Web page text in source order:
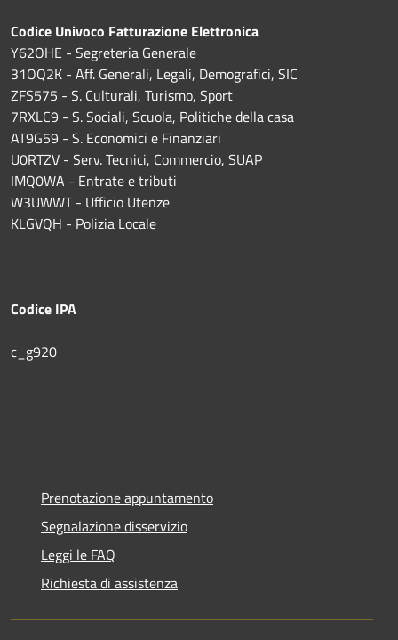
Codice Univoco Fatturazione Elettronica
Y62OHE - Segreteria Generale
31OQ2K - Aff. Generali, Legali, Demografici, SIC
ZFS575 - S. Culturali, Turismo, Sport
7RXLC9 - S. Sociali, Scuola, Politiche della casa
AT9G59 - S. Economici e Finanziari
U0RTZV - Serv. Tecnici, Commercio, SUAP
IMQ0WA - Entrate e tributi
W3UWWT - Ufficio Utenze
KLGVQH - Polizia Locale
Codice IPA
c_g920
Prenotazione appuntamento
Segnalazione disservizio
Leggi le FAQ
Richiesta di assistenza